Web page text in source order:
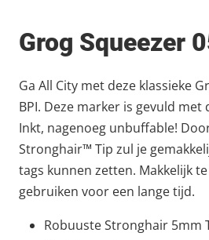
Grog Squeezer
Ga All City met deze klassieke
BPI. Deze marker is gevuld
Inkt, nagenoeg unbuffable!
Stronghair™ Tip zul je
tags kunnen zetten. Makkelijk
gebruiken voor een lange tijd.
Robuuste Stronghair 5mm